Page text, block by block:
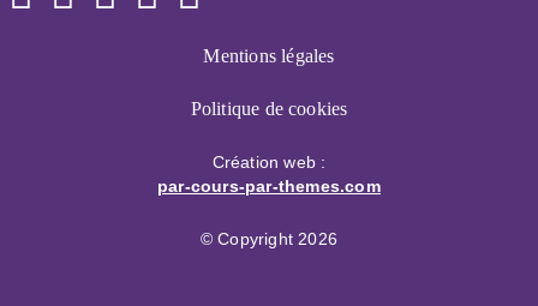
Mentions légales
Politique de cookies
Création web :
par-cours-par-themes.com
© Copyright 2026